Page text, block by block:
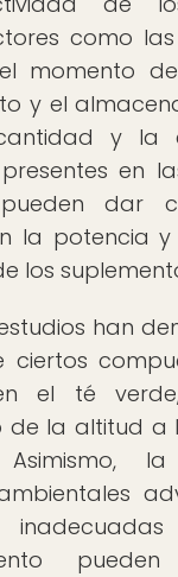
como
momento
y el
y la
en
dar
la potencia
los
han
ciertos
el té
de la altitud a
la